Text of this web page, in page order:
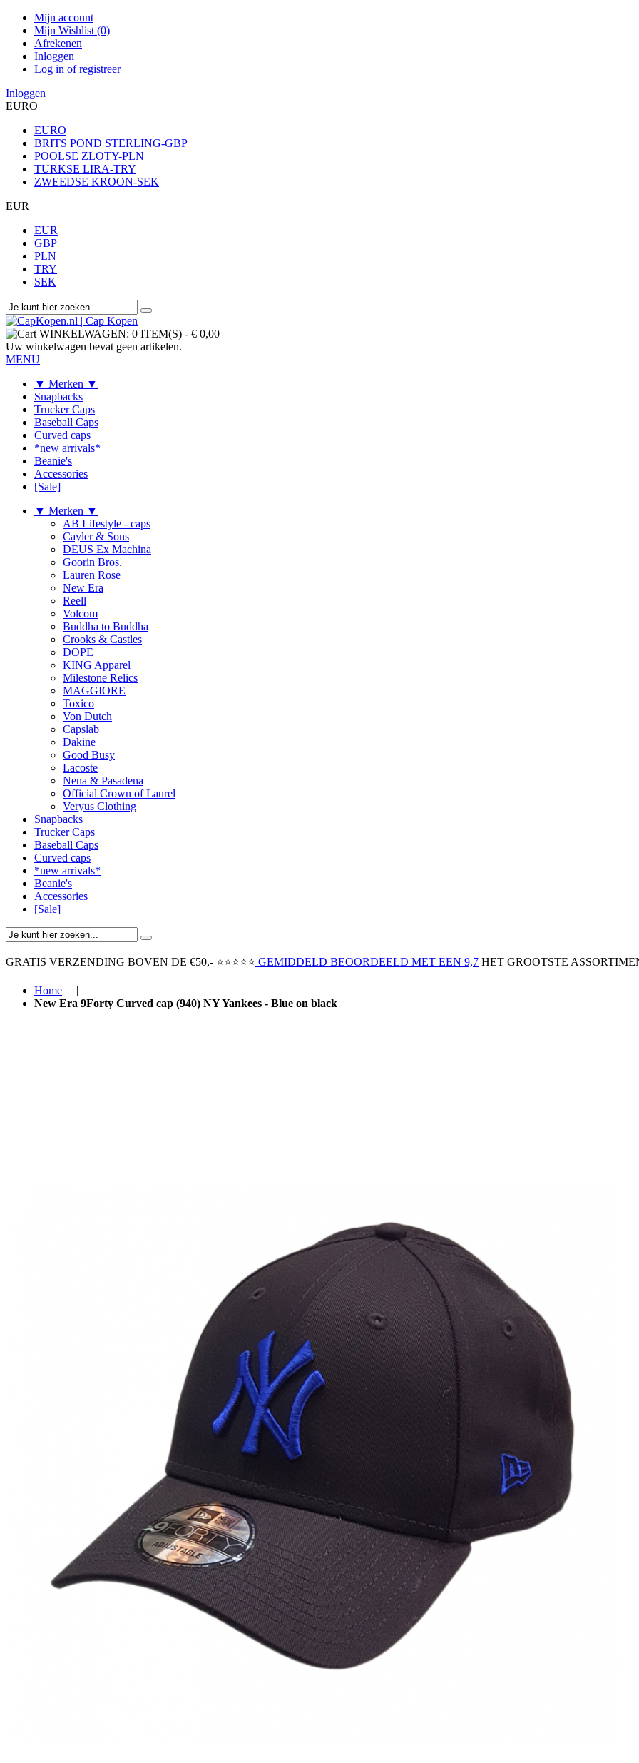
Mijn account
Mijn Wishlist (0)
Afrekenen
Inloggen
Log in of registreer
Inloggen
EURO
EURO
BRITS POND STERLING-GBP
POOLSE ZLOTY-PLN
TURKSE LIRA-TRY
ZWEEDSE KROON-SEK
EUR
EUR
GBP
PLN
TRY
SEK
WINKELWAGEN: 0 ITEM(S) - € 0,00
Uw winkelwagen bevat geen artikelen.
MENU
▼ Merken ▼
Snapbacks
Trucker Caps
Baseball Caps
Curved caps
*new arrivals*
Beanie's
Accessories
[Sale]
▼ Merken ▼
AB Lifestyle - caps
Cayler & Sons
DEUS Ex Machina
Goorin Bros.
Lauren Rose
New Era
Reell
Volcom
Buddha to Buddha
Crooks & Castles
DOPE
KING Apparel
Milestone Relics
MAGGIORE
Toxico
Von Dutch
Capslab
Dakine
Good Busy
Lacoste
Nena & Pasadena
Official Crown of Laurel
Veryus Clothing
Snapbacks
Trucker Caps
Baseball Caps
Curved caps
*new arrivals*
Beanie's
Accessories
[Sale]
GRATIS VERZENDING BOVEN ​DE €50,-​ ⭐⭐⭐⭐⭐ GEMIDDELD BEOORDEELD MET EEN 9,7 HET GROOTSTE
Home
|
New Era 9Forty Curved cap (940) NY Yankees - Blue on black